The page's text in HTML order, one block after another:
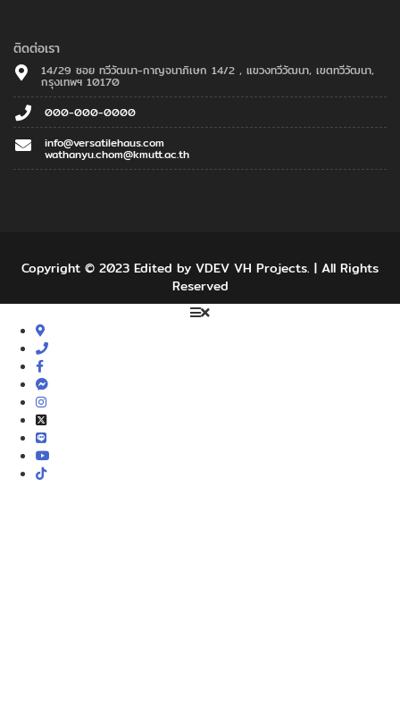
ติดต่อเรา
14/29 ซอย ทวีวัฒนา-กาญจนาภิเษก 14/2 , แขวงทวีวัฒนา, เขตทวีวัฒนา,
กรุงเทพฯ 10170
000-000-0000
info@versatilehaus.com
wathanyu.chom@kmutt.ac.th
Copyright © 2023 Edited by VDEV VH Projects. | All Rights
Reserved